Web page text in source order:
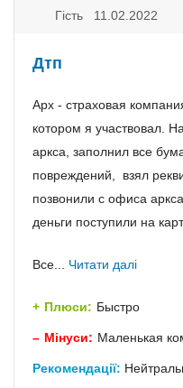
Гість 11.02.2022
Дтп
Арх - страховая
котором я участвовал.
аркса, заполнил все
повреждений, взял
позвонили с офиса
деньги поступили на
Все... Читати далі
Плюси: Быстро
Мінуси: Маленькая
Рекомендації: